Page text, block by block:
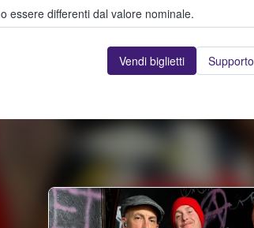
essere differenti dal valore nominale.
Vendi biglietti Supporto
...